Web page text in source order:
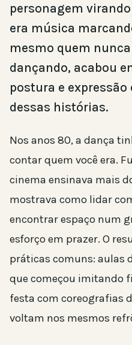
personagem
era música
mesmo quem
dançando, acabou
postura e
dessas histórias.
Nos anos 80, a dança
contar quem você era.
cinema ensinava mais
mostrava como lidar
encontrar espaço num
esforço em prazer. O
práticas comuns: aulas
que começou imitando
festa com coreografias
voltam nos mesmos